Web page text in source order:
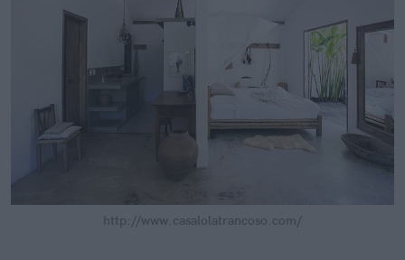
http://www.casalolatrancoso.com/